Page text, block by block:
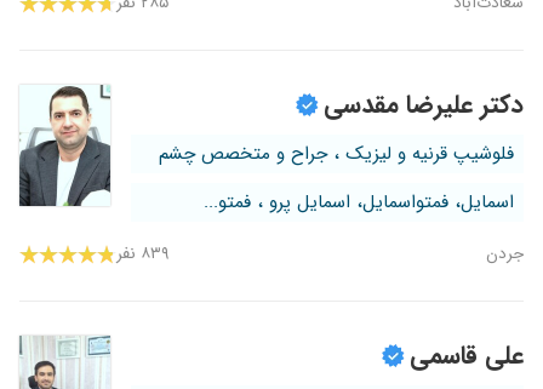
دکتر علیرضا مقدسی
فلوشیپ قرنیه و لیزیک ، جراح و متخصص چشم
اسمایل، فمتواسمایل، اسمایل پرو ، فمتو...
جردن ۸۳۹ نفر
علی قاسمی